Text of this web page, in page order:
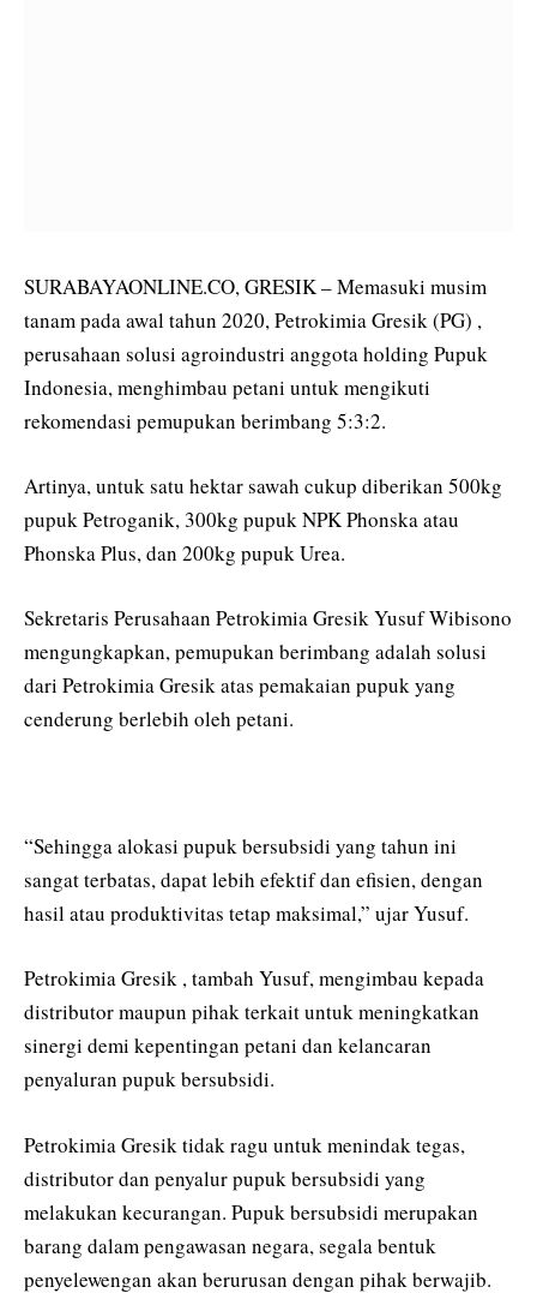
SURABAYAONLINE.CO, GRESIK – Memasuki musim
tanam pada awal tahun 2020, Petrokimia Gresik (PG) ,
perusahaan solusi agroindustri anggota holding Pupuk
Indonesia, menghimbau petani untuk mengikuti
rekomendasi pemupukan berimbang 5:3:2.
Artinya, untuk satu hektar sawah cukup diberikan 500kg
pupuk Petroganik, 300kg pupuk NPK Phonska atau
Phonska Plus, dan 200kg pupuk Urea.
Sekretaris Perusahaan Petrokimia Gresik Yusuf Wibisono
mengungkapkan, pemupukan berimbang adalah solusi
dari Petrokimia Gresik atas pemakaian pupuk yang
cenderung berlebih oleh petani.
“Sehingga alokasi pupuk bersubsidi yang tahun ini
sangat terbatas, dapat lebih efektif dan efisien, dengan
hasil atau produktivitas tetap maksimal,” ujar Yusuf.
Petrokimia Gresik , tambah Yusuf, mengimbau kepada
distributor maupun pihak terkait untuk meningkatkan
sinergi demi kepentingan petani dan kelancaran
penyaluran pupuk bersubsidi.
Petrokimia Gresik tidak ragu untuk menindak tegas,
distributor dan penyalur pupuk bersubsidi yang
melakukan kecurangan. Pupuk bersubsidi merupakan
barang dalam pengawasan negara, segala bentuk
penyelewengan akan berurusan dengan pihak berwajib.